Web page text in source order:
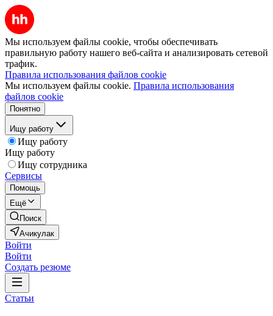
Мы используем файлы cookie, чтобы обеспечивать
правильную работу нашего веб-сайта и анализировать сетевой
трафик.
Правила использования файлов cookie
Мы используем файлы cookie. Правила использования
файлов cookie
Понятно
Ищу работу
Ищу работу
Ищу работу
Ищу сотрудника
Сервисы
Помощь
Ещё
Поиск
Ачикулак
Войти
Войти
Создать резюме
Статьи